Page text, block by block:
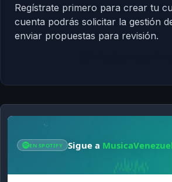
Regístrate primero para crear tu
cuenta podrás solicitar la gestión
enviar propuestas para revisión.